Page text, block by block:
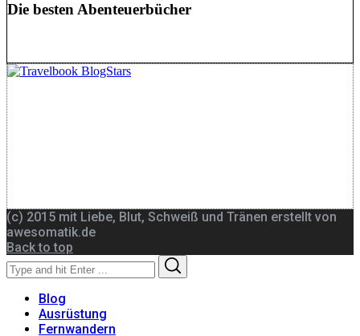
Die besten Abenteuerbücher
(c) 2015 mit Liebe, Blut, Schweiß und Tränen erstellt von
awesomatik.de
Back to top
Search
for:
Blog
Ausrüstung
Fernwandern